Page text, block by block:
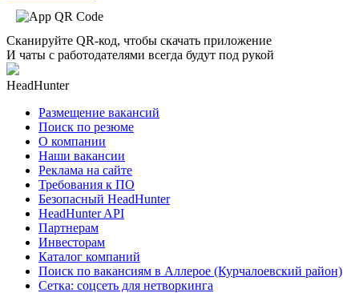
Сканируйте QR-код, чтобы скачать приложение
И чаты с работодателями всегда будут под рукой
HeadHunter
Размещение вакансий
Поиск по резюме
О компании
Наши вакансии
Реклама на сайте
Требования к ПО
Безопасный HeadHunter
HeadHunter API
Партнерам
Инвесторам
Каталог компаний
Поиск по вакансиям в Аллерое (Курчалоевский район)
Сетка: соцсеть для нетворкинга